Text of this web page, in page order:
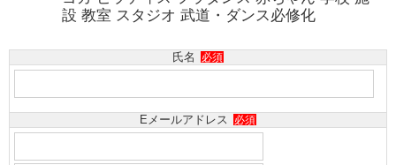
設 教室 スタジオ 武道・ダンス必修化
氏名 必須
Eメールアドレス 必須